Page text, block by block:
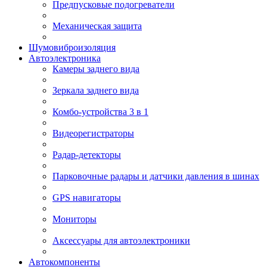
Предпусковые подогреватели
Механическая защита
Шумовиброизоляция
Автоэлектроника
Камеры заднего вида
Зеркала заднего вида
Комбо-устройства 3 в 1
Видеорегистраторы
Радар-детекторы
Парковочные радары и датчики давления в шинах
GPS навигаторы
Мониторы
Аксессуары для автоэлектроники
Автокомпоненты